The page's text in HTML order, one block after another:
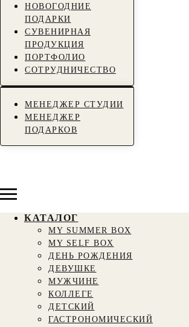
НОВОГОДНИЕ
ПОДАРКИ
СУВЕНИРНАЯ
ПРОДУКЦИЯ
ПОРТФОЛИО
СОТРУДНИЧЕСТВО
МЕНЕДЖЕР СТУДИИ
МЕНЕДЖЕР
ПОДАРКОВ
КАТАЛОГ
MY SUMMER BOX
MY SELF BOX
ДЕНЬ РОЖДЕНИЯ
ДЕВУШКЕ
МУЖЧИНЕ
КОЛЛЕГЕ
ДЕТСКИЙ
ГАСТРОНОМИЧЕСКИЙ